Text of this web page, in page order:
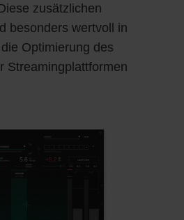
zusätzlichen
besonders wertvoll in
Optimierung des
Streamingplattformen